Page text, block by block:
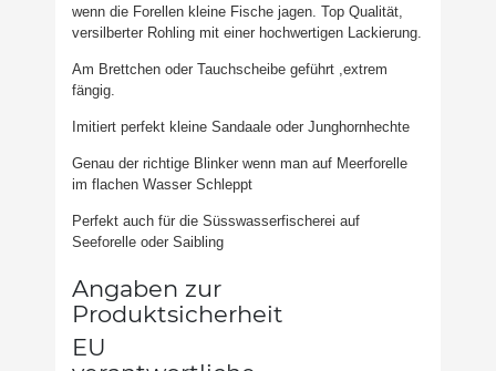
wenn die Forellen kleine Fische jagen. Top Qualität,
versilberter Rohling mit einer hochwertigen Lackierung.
Am Brettchen oder Tauchscheibe geführt ,extrem
fängig.
Imitiert perfekt kleine Sandaale oder Junghornhechte
Genau der richtige Blinker wenn man auf Meerforelle
im flachen Wasser Schleppt
Perfekt auch für die Süsswasserfischerei auf
Seeforelle oder Saibling
Angaben zur
Produktsicherheit
EU